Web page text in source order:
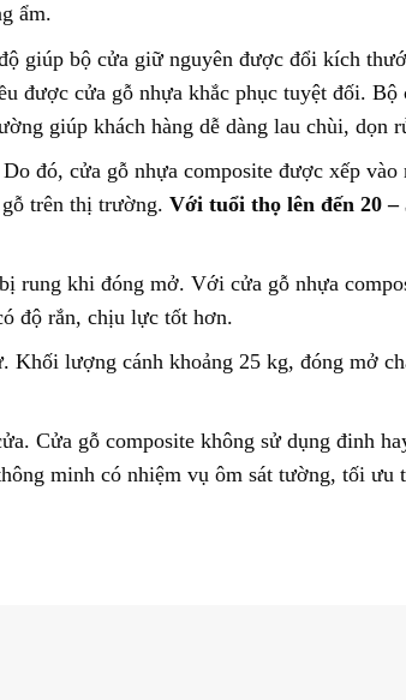
ẩm.
giúp bộ cửa giữ nguyên được đổi kích
được cửa gỗ nhựa khắc phục tuyệt đối. Bộ
giúp khách hàng dễ dàng lau chùi, dọn
đó, cửa gỗ nhựa composite được xếp vào
trên thị trường. Với tuổi thọ lên đến 20 –
rung khi đóng mở. Với cửa gỗ nhựa
độ rắn, chịu lực tốt hơn.
Khối lượng cánh khoảng 25 kg, đóng mở
Cửa gỗ composite không sử dụng đinh
minh có nhiệm vụ ôm sát tường, tối ưu